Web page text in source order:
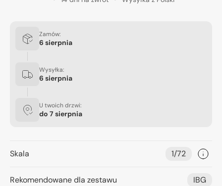
Zamów:
6 sierpnia
Wysyłka:
6 sierpnia
U twoich drzwi:
do 7 sierpnia
Skala 1/72
Rekomendowane dla zestawu IBG